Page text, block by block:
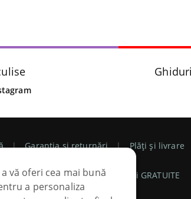
Garanția și returnări Plăți și livrare
Contul meu Mostre de culori GRATUITE
vă oferi cea mai bună
a personaliza